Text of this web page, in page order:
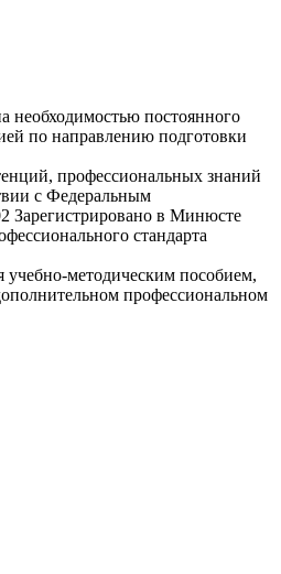
необходимостью постоянного
по направлению подготовки
профессиональных знаний
с Федеральным
Зарегистрировано в Минюсте
стандарта
учебно-методическим пособием,
профессиональном